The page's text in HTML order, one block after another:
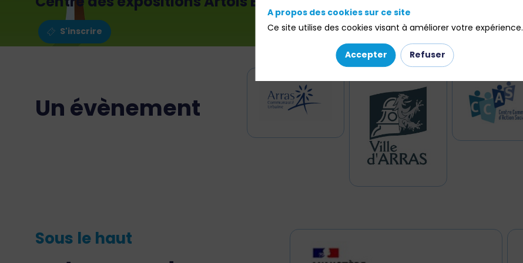
S'inscrire
Un évènement
Sous le haut
A propos des cookies sur ce site
Ce site utilise des cookies visant à améliorer votre expérience.
Accepter Refuser